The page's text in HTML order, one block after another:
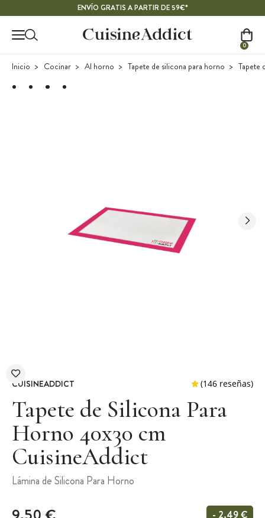
ENVÍO GRATIS A PARTIR DE 59€*
0
Inicio Cocinar Al horno Tapete de silicona para horno Tapete
CUISINEADDICT
Tapete de Silicona Para
Horno 40x30 cm
CuisineAddict
Lámina de Silicona Para Horno
- 2,49 €